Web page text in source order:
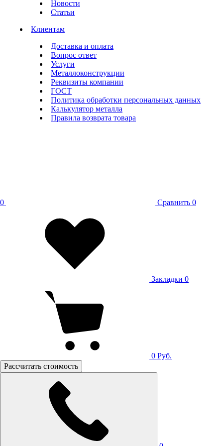
Новости
Статьи
Клиентам
Доставка и оплата
Вопрос ответ
Услуги
Металлоконструкции
Реквизиты компании
ГОСТ
Политика обработки персональных данных
Калькулятор металла
Правила возврата товара
0 Сравнить 0
Закладки 0
0 Руб.
Рассчитать стоимость